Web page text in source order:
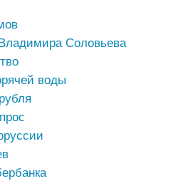
Соловьева
воды